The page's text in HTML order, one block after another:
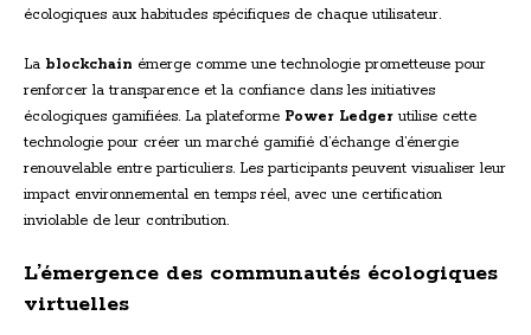
écologiques aux habitudes spécifiques de chaque utilisateur.
La blockchain émerge comme une technologie prometteuse pour
renforcer la transparence et la confiance dans les initiatives
écologiques gamifiées. La plateforme Power Ledger utilise cette
technologie pour créer un marché gamifié d’échange d’énergie
renouvelable entre particuliers. Les participants peuvent visualiser leur
impact environnemental en temps réel, avec une certification
inviolable de leur contribution.
L’émergence des communautés écologiques
virtuelles